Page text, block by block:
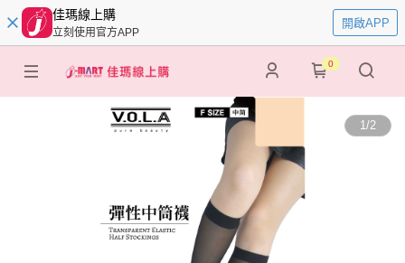
佳瑪線上購
立刻使用官方APP
開啟APP
0
1/2